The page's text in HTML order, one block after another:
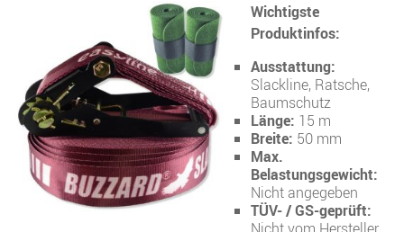
Wichtigste
Produktinfos:
Ausstattung:
Slackline, Ratsche,
Baumschutz
Länge: 15 m
Breite: 50 mm
Max.
Belastungsgewicht:
Nicht angegeben
TÜV- / GS-geprüft: